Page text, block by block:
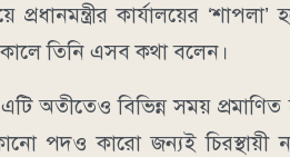
কার্যালয়ের
তিনি এসব কথা বলেন।
এটি অতীতেও বিভিন্ন সময়
পদও কারো জন্যই চিরস্থায়ী